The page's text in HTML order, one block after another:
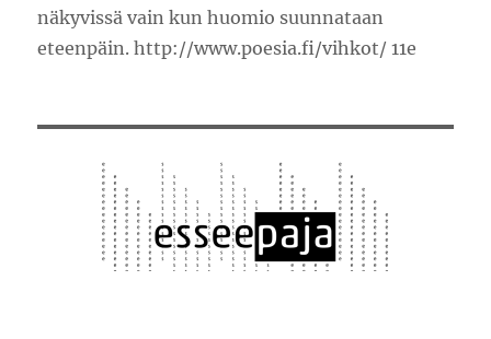
näkyvissä vain kun huomio suunnataan
eteenpäin. http://www.poesia.fi/vihkot/ 11e